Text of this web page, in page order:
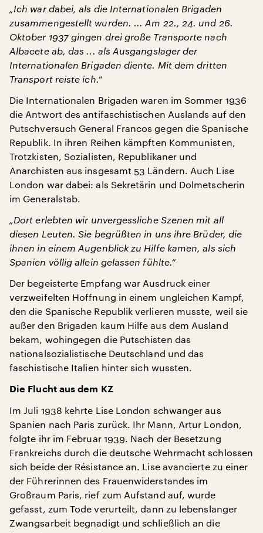
„Ich war dabei, als die Internationalen Brigaden
zusammengestellt wurden. ... Am 22., 24. und 26.
Oktober 1937 gingen drei große Transporte nach
Albacete ab, das ... als Ausgangslager der
Internationalen Brigaden diente. Mit dem dritten
Transport reiste ich.“
Die Internationalen Brigaden waren im Sommer 1936
die Antwort des antifaschistischen Auslands auf den
Putschversuch General Francos gegen die Spanische
Republik. In ihren Reihen kämpften Kommunisten,
Trotzkisten, Sozialisten, Republikaner und
Anarchisten aus insgesamt 53 Ländern. Auch Lise
London war dabei: als Sekretärin und Dolmetscherin
im Generalstab.
„Dort erlebten wir unvergessliche Szenen mit all
diesen Leuten. Sie begrüßten in uns ihre Brüder, die
ihnen in einem Augenblick zu Hilfe kamen, als sich
Spanien völlig allein gelassen fühlte.“
Der begeisterte Empfang war Ausdruck einer
verzweifelten Hoffnung in einem ungleichen Kampf,
den die Spanische Republik verlieren musste, weil sie
außer den Brigaden kaum Hilfe aus dem Ausland
bekam, wohingegen die Putschisten das
nationalsozialistische Deutschland und das
faschistische Italien hinter sich wussten.
Die Flucht aus dem KZ
Im Juli 1938 kehrte Lise London schwanger aus
Spanien nach Paris zurück. Ihr Mann, Artur London,
folgte ihr im Februar 1939. Nach der Besetzung
Frankreichs durch die deutsche Wehrmacht schlossen
sich beide der Résistance an. Lise avancierte zu einer
der Führerinnen des Frauenwiderstandes im
Großraum Paris, rief zum Aufstand auf, wurde
gefasst, zum Tode verurteilt, dann zu lebenslanger
Zwangsarbeit begnadigt und schließlich an die